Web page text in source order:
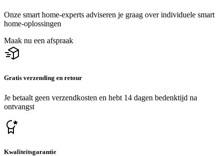
Onze smart home-experts adviseren je graag over individuele smart
home-oplossingen
Maak nu een afspraak
Gratis verzending en retour
Je betaalt geen verzendkosten en hebt 14 dagen bedenktijd na
ontvangst
Kwaliteitsgarantie